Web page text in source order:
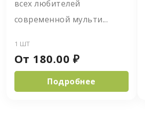
всех любителей
современной мульти...
1 ШТ
От 180.00 ₽
Подробнее